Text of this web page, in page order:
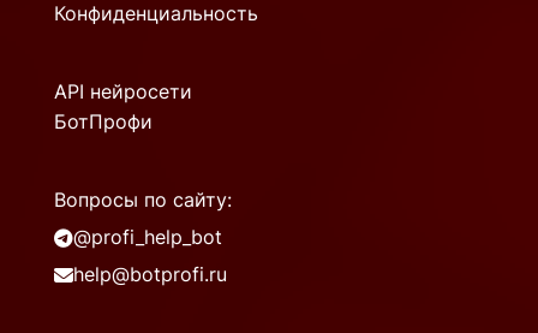
Конфиденциальность
API нейросети
БотПрофи
Вопросы по сайту:
@profi_help_bot
help@botprofi.ru